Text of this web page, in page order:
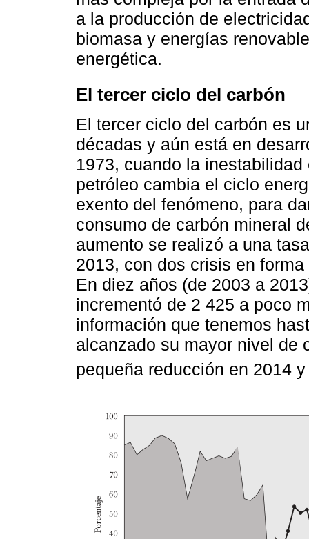
a la producción de
biomasa y energías
energética.
El tercer ciclo del carbón
El tercer ciclo del carbón es
décadas y aún está en
1973, cuando la
petróleo cambia el ciclo
exento del fenómeno, para
consumo de carbón mineral
aumento se realizó a una
2013, con dos crisis en
En diez años (de 2003 a
incrementó de 2 425 a poco
información que tenemos
alcanzado su mayor nivel de
pequeña reducción en 2014